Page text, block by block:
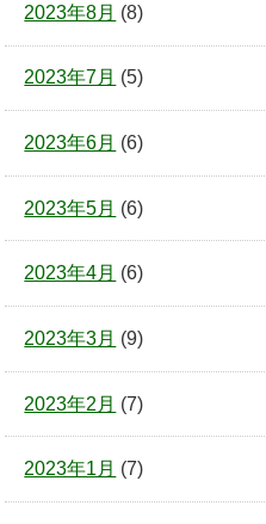
2023年8月 (8)
2023年7月 (5)
2023年6月 (6)
2023年5月 (6)
2023年4月 (6)
2023年3月 (9)
2023年2月 (7)
2023年1月 (7)